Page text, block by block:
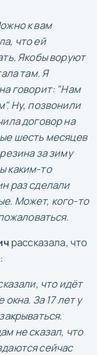
к вам
что ей
Якобы воруют
там. Я
говорит: "Нам
Ну, позвонили
договор на
шесть месяцев
за зиму
каким-то
раз сделали
Может, кого-то
рассказала, что
что идёт
За 17 лет у
не сказал, что
сейчас